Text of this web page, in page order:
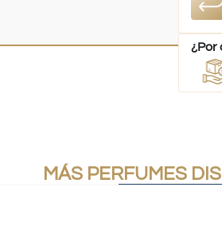
¿Por
MÁS PERFUMES